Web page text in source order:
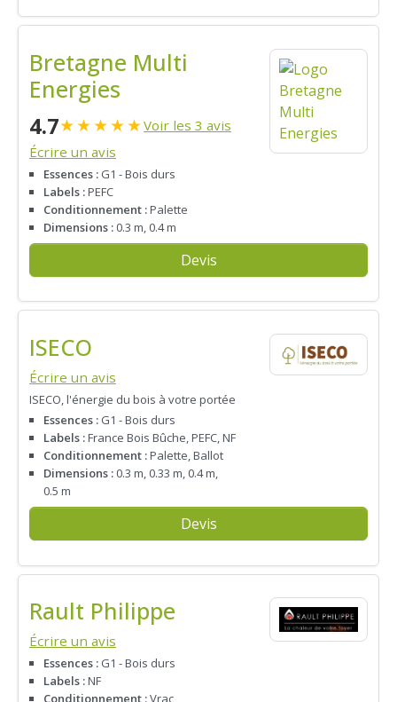
Bretagne Multi
Energies
4.7★★★★★Voir les 3 avis
Écrire un avis
Essences : G1 - Bois durs
Labels :PEFC
Conditionnement :Palette
Dimensions : 0.3 m, 0.4 m
Devis
ISECO
Écrire un avis
ISECO, l'énergie du bois à votre portée
Essences : G1 - Bois durs
Labels :France Bois Bûche, PEFC, NF
Conditionnement :Palette, Ballot
Dimensions : 0.3 m, 0.33 m, 0.4 m,
0.5 m
Devis
Rault Philippe
Écrire un avis
Essences : G1 - Bois durs
Labels :NF
Conditionnement :Vrac